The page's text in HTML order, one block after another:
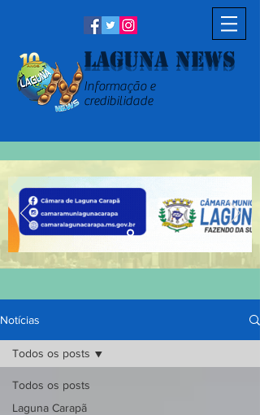
Laguna News
Informação e
credibilidade
Notícias
Todos os posts
Laguna Carapã
Todos os posts